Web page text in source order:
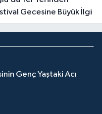
Gecesine Büyük İlgi
Genç Yaştaki Acı